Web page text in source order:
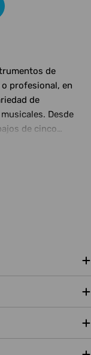
de
profesional, en
de
Desde
de cinco
de